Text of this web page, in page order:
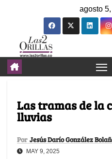
agosto
Las tramas de la
lluvias
Por Jesús Darío González
MAY 9, 2025